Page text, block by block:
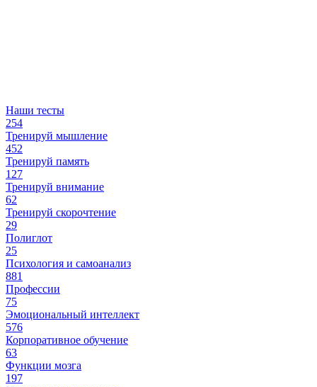
Наши тесты
254
Тренируй мышление
452
Тренируй память
127
Тренируй внимание
62
Тренируй скорочтение
29
Полиглот
25
Психология и самоанализ
881
Профессии
75
Эмоциональный интеллект
576
Корпоративное обучение
63
Функции мозга
197